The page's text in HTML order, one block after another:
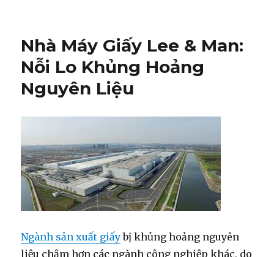
Lee
Man:
Bì
Nhà Máy Giấy Lee & Man:
Nỗi Lo Khủng Hoảng
Nguyên Liệu
Ngành sản xuất giấybị khủng hoảng nguyên
liệu chậm hơn các ngành công nghiệp khác, do